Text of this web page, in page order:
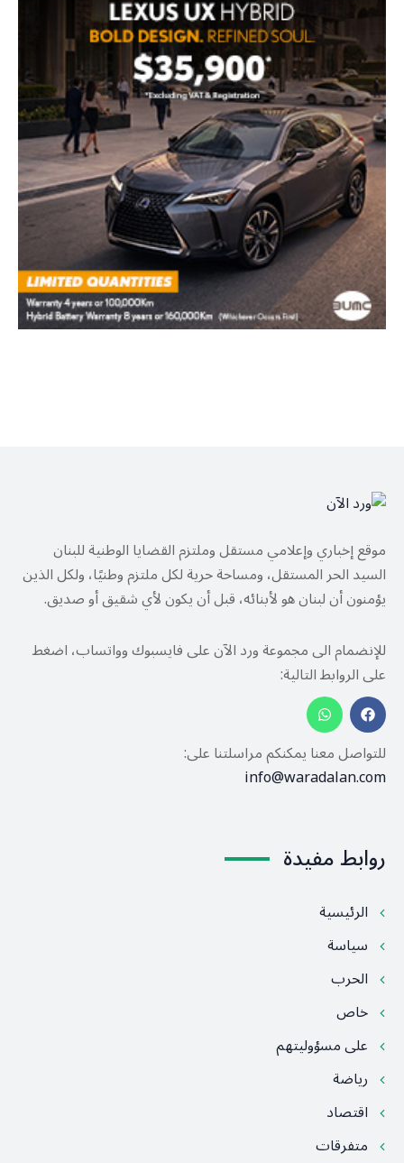
موقع إخباري وإعلامي مستقل وملتزم القضايا الوطنية للبنان
السيد الحر المستقل، ومساحة حرية لكل ملتزم وطنيًا، ولكل الذين
يؤمنون أن لبنان هو لأبنائه، قبل أن يكون لأي شقيق أو صديق.
للإنضمام الى مجموعة ورد الآن على فايسبوك وواتساب، اضغط
على الروابط التالية:
للتواصل معنا يمكنكم مراسلتنا على:
info@waradalan.com
روابط مفيدة
الرئيسية
سياسة
الحرب
خاص
على مسؤوليتهم
رياضة
اقتصاد
متفرقات